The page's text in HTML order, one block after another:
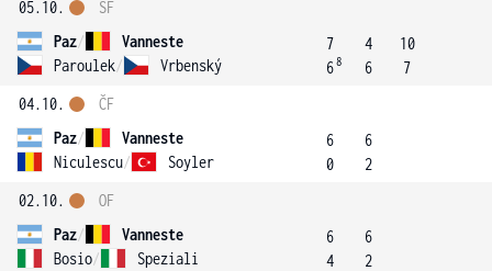
05.10.
Paz/
Vanneste
Paroulek/ Vrbenský
SF
7
68
4
6
10
7
04.10.
Paz/
Vanneste
Niculescu/ Soyler
ČF
6
0
6
2
02.10.
Paz/
Vanneste
Bosio/ Speziali
OF
6
4
6
2